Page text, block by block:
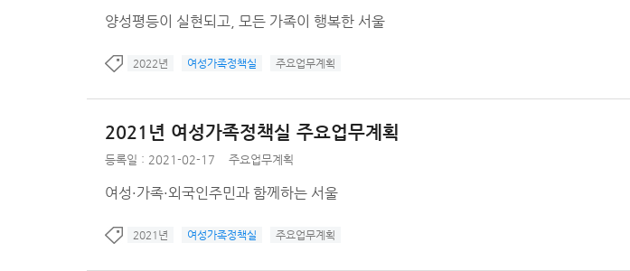
양성평등이 실현되고, 모든 가족이 행복한 서울
2022년 여성가족정책실 주요업무계획
2021년 여성가족정책실 주요업무계획
등록일 : 2021-02-17 주요업무계획
여성·가족·외국인주민과 함께하는 서울
2021년 여성가족정책실 주요업무계획